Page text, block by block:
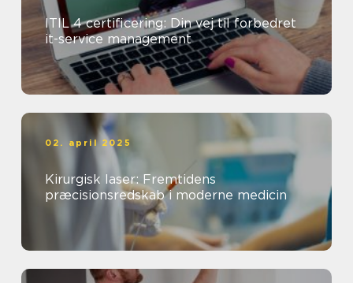
ITIL 4 certificering: Din vej til forbedret
it-service management
02. april 2025
Kirurgisk laser: Fremtidens
præcisionsredskab i moderne medicin